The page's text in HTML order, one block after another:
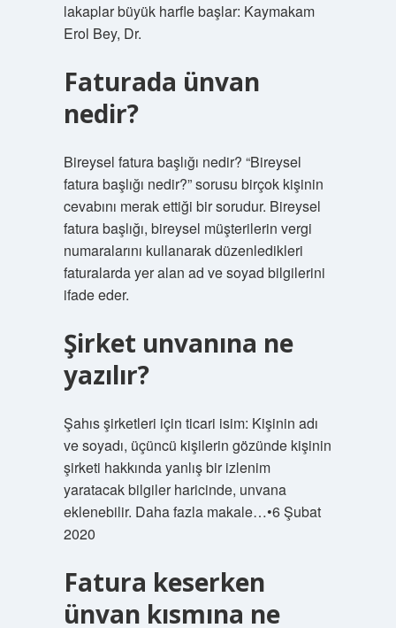
lakaplar büyük harfle başlar: Kaymakam
Erol Bey, Dr.
Faturada ünvan
nedir?
Bireysel fatura başlığı nedir? “Bireysel
fatura başlığı nedir?” sorusu birçok kişinin
cevabını merak ettiği bir sorudur. Bireysel
fatura başlığı, bireysel müşterilerin vergi
numaralarını kullanarak düzenledikleri
faturalarda yer alan ad ve soyad bilgilerini
ifade eder.
Şirket unvanına ne
yazılır?
Şahıs şirketleri için ticari isim: Kişinin adı
ve soyadı, üçüncü kişilerin gözünde kişinin
şirketi hakkında yanlış bir izlenim
yaratacak bilgiler haricinde, unvana
eklenebilir. Daha fazla makale…•6 Şubat
2020
Fatura keserken
ünvan kısmına ne